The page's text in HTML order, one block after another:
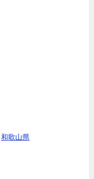
和歌山県